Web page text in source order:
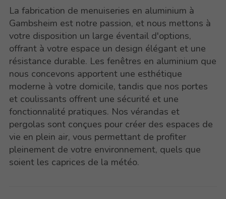
La fabrication de menuiseries en aluminium à
Gambsheim est notre passion, et nous mettons à
votre disposition un large éventail d'options,
offrant à votre espace un design élégant et une
résistance durable. Les fenêtres en aluminium que
nous concevons apportent une esthétique
moderne à votre domicile, tandis que nos portes
et coulissants offrent une sécurité et une
fonctionnalité pratiques. Nos vérandas et
pergolas sont conçues pour créer des espaces de
vie en plein air, vous permettant de profiter
pleinement de votre environnement, quels que
soient les caprices de la météo.